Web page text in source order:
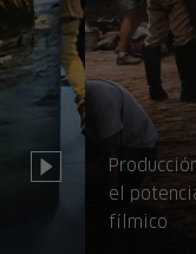
el
fílmico